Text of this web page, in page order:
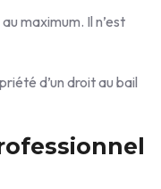
maximum. Il n’est
d’un droit au bail